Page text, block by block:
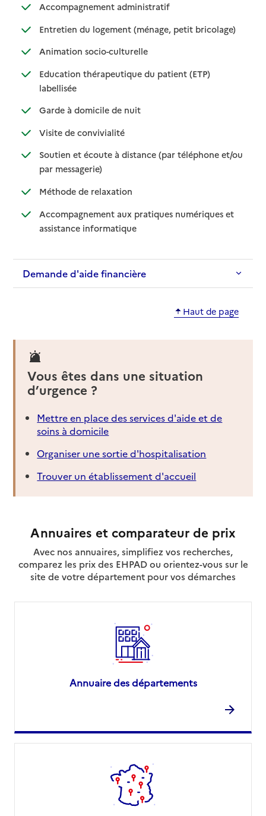
Accompagnement administratif: disponible
: non disponible
Entretien du logement (ménage, petit bricolage): disponible
: non
Animation socio-culturelle: disponible
: non disponible
Education thérapeutique du patient (ETP)
labellisée: disponible
: non disponible
Garde à domicile de nuit: disponible
: non disponible
Visite de convivialité: disponible
: non disponible
Soutien et écoute à distance (par téléphone et/ou
par messagerie): disponible
: non disponible
Méthode de relaxation: disponible
: non disponible
Accompagnement aux pratiques numériques et
assistance informatique: disponible
: non disponible
Demande d'aide financière
Haut de page
Vous êtes dans une situation
d’urgence ?
Mettre en place des services d'aide et de
soins à domicile
Organiser une sortie d'hospitalisation
Trouver un établissement d'accueil
Annuaires et comparateur de prix
Avec nos annuaires, simplifiez vos recherches,
comparez les prix des EHPAD ou orientez-vous sur le
site de votre département pour vos démarches
Annuaire des départements